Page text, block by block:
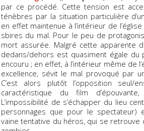
par ce procédé. Cette tension est
ténèbres par la situation particulière
en effet maintenue à l’intérieur de
sbires du mal. Pour le peu de
mort assurée. Malgré cette apparente
dedans/dehors est quasiment égale du
encouru ; en effet, à l’intérieur même de
excellence, sévit le mal provoqué par
C’est alors plutôt l’opposition seul/
caractéristique du film
L’impossibilité de s’échapper du lieu
personnages que pour le spectateur)
vaine tentative du héros, qui se